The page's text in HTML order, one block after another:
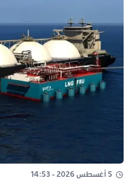
5 أغسطس 2026 - 14:53